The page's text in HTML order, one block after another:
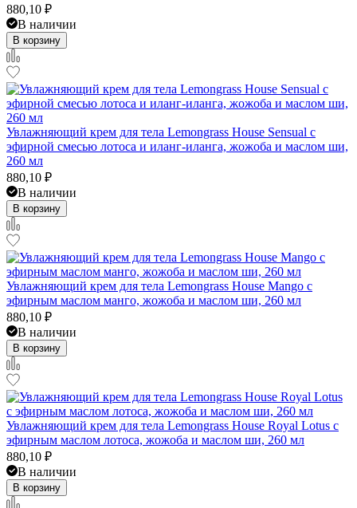
880,10 ₽
В наличии
В корзину
Увлажняющий крем для тела Lemongrass House Sensual с
эфирной смесью лотоса и иланг-иланга, жожоба и маслом ши,
260 мл
880,10 ₽
В наличии
В корзину
Увлажняющий крем для тела Lemongrass House Mango с
эфирным маслом манго, жожоба и маслом ши, 260 мл
880,10 ₽
В наличии
В корзину
Увлажняющий крем для тела Lemongrass House Royal Lotus с
эфирным маслом лотоса, жожоба и маслом ши, 260 мл
880,10 ₽
В наличии
В корзину